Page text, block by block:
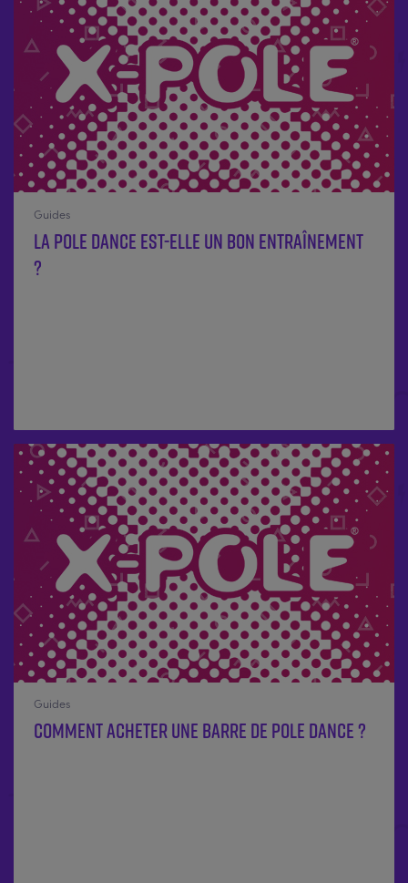
Guides
La pole dance est-elle un bon entraînement
?
Guides
Comment acheter une barre de pole dance ?